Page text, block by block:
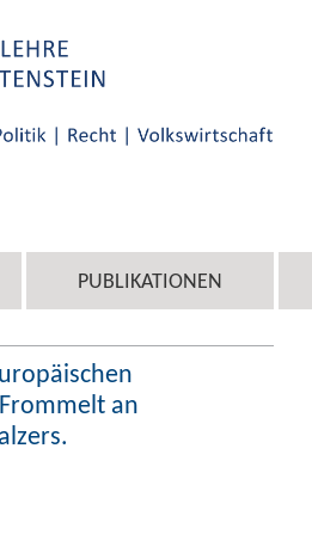
PUBLIKATIONEN
an